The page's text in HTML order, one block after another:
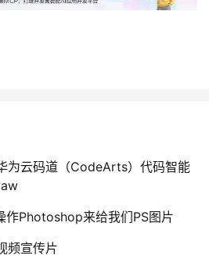
为云码道（CodeArts）代码智能
作Photoshop来给我们PS图片
频宣传片